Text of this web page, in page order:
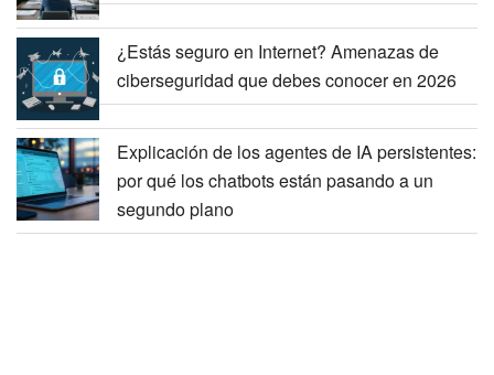
¿Estás seguro en Internet? Amenazas de
ciberseguridad que debes conocer en 2026
Explicación de los agentes de IA persistentes:
por qué los chatbots están pasando a un
segundo plano